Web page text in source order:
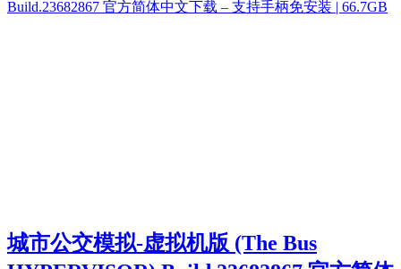
城市公交模拟-虚拟机版 (The Bus